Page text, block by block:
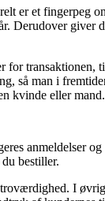
er et fingerpeg
Derudover
transaktionen,
så man i
kvinde eller mand.
anmeldelser
bestiller.
I